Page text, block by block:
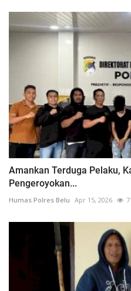
Amankan Terduga Pelaku,
Pengeroyokan...
Humas Polres Belu Apr 15, 2026